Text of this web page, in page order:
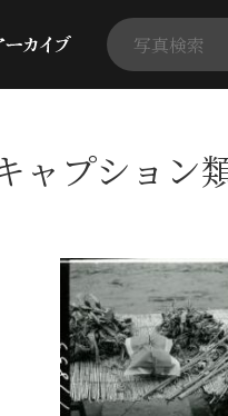
ャプション